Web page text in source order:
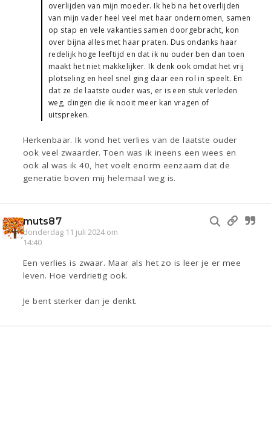
overlijden van mijn moeder. Ik heb na het overlijden
van mijn vader heel veel met haar ondernomen, samen
op stap en vele vakanties samen doorgebracht, kon
over bijna alles met haar praten. Dus ondanks haar
redelijk hoge leeftijd en dat ik nu ouder ben dan toen
maakt het niet makkelijker. Ik denk ook omdat het vrij
plotseling en heel snel ging daar een rol in speelt. En
dat ze de laatste ouder was, er is een stuk verleden
weg, dingen die ik nooit meer kan vragen of
uitspreken.
Herkenbaar. Ik vond het verlies van de laatste ouder
ook veel zwaarder. Toen was ik ineens een wees en
ook al was ik 40, het voelt enorm eenzaam dat de
generatie boven mij helemaal weg is.
muts87
donderdag 11 juli 2024 om
14:40
Een verlies is zwaar. Maar als het zo is leer je er mee
leven. Hoe verdrietig ook.
Je bent sterker dan je denkt.